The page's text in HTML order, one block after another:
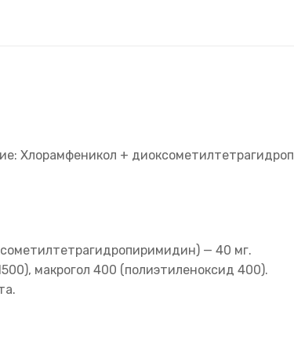
Хлорамфеникол +
— 40 мг.
макрогол 400 (полиэтиленоксид 400).